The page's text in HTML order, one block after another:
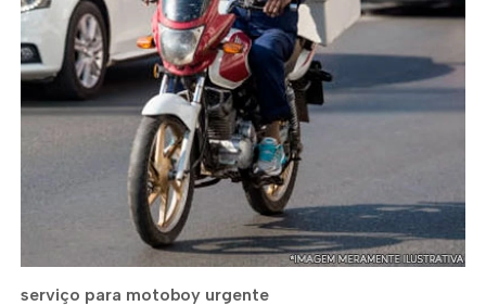
serviço para motoboy urgente